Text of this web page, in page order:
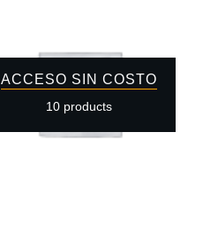
ACCESO SIN COSTO
10 products